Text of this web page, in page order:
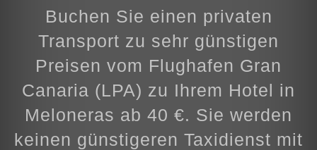
Buchen Sie einen privaten
Transport zu sehr günstigen
Preisen vom Flughafen Gran
Canaria (LPA) zu Ihrem Hotel in
Meloneras ab 40 €. Sie werden
keinen günstigeren Taxidienst mit